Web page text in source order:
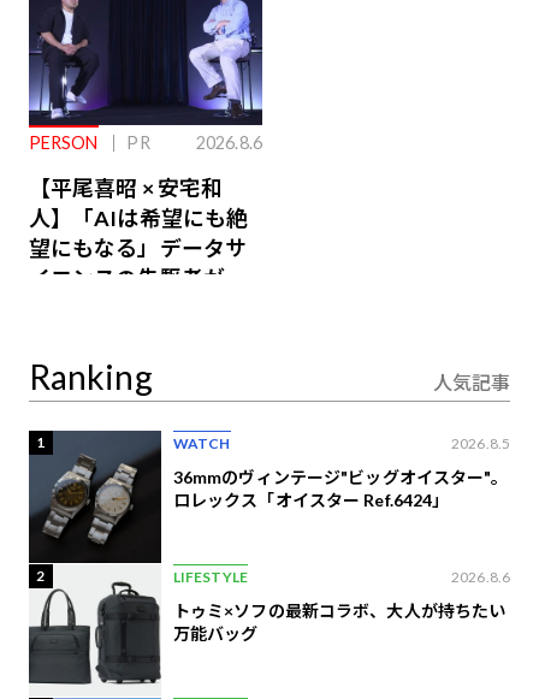
PERSON PR 2026.8.6
【平尾喜昭 × 安宅和
人】「AIは希望にも絶
望にもなる」データサ
イエンスの先駆者が語
Ranking 人気記事
1 WATCH 2026.8.5
36mmのヴィンテージ"ビッグオイスター"。
ロレックス「オイスター Ref.6424」
2 LIFESTYLE 2026.8.6
トゥミ×ソフの最新コラボ、大人が持ちたい
万能バッグ